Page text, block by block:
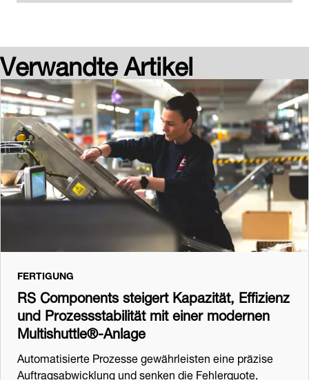
Verwandte Artikel
FERTIGUNG
RS Components steigert Kapazität, Effizienz
und Prozessstabilität mit einer modernen
Multishuttle®-Anlage
Automatisierte Prozesse gewährleisten eine präzise
Auftragsabwicklung und senken die Fehlerquote,